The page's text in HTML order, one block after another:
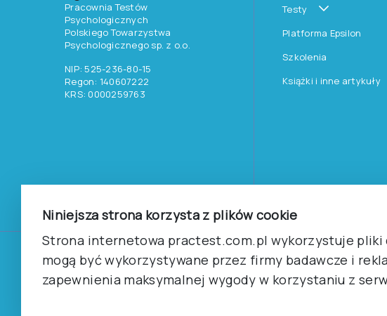
Niniejsza strona korzysta z plików cookie
Strona internetowa practest.com.pl wykorzystuje pliki
mogą być wykorzystywane przez firmy badawcze i
zapewnienia maksymalnej wygody w korzystaniu z
Pracownia Testów
Psychologicznych
Polskiego Towarzystwa
Psychologicznego sp. z o.o.
NIP: 525-236-80-15
Regon: 140607222
KRS: 0000259763
Testy
Platforma Epsilon
Szkolenia
Książki i inne artykuły
©2026Pracownia Testów Psychologicznych Polskiego Towarzystwa
Wszelkie prawa zastrzeżone.